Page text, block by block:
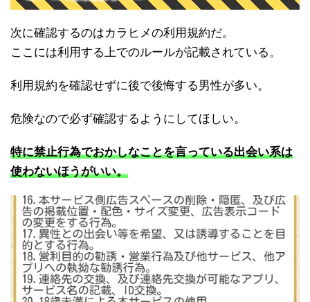
次に確認するのはカラヒメの利用規約だ。
ここには利用する上でのルールが記載されている。
利用規約を確認せずに後で後悔する男性が多い。
危険なので必ず確認するようにしてほしい。
特に禁止行為でおかしなことを言っている出会い系は
使わないほうがいい。